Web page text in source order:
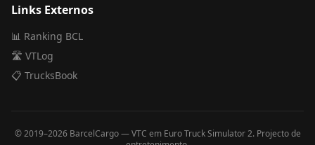
Links Externos
📊 Ranking BCL
🛣️ VTLog
📋 TrucksBook
© 2019–2026BarcelCargo — VTC em Euro Truck Simulator 2. Projecto de